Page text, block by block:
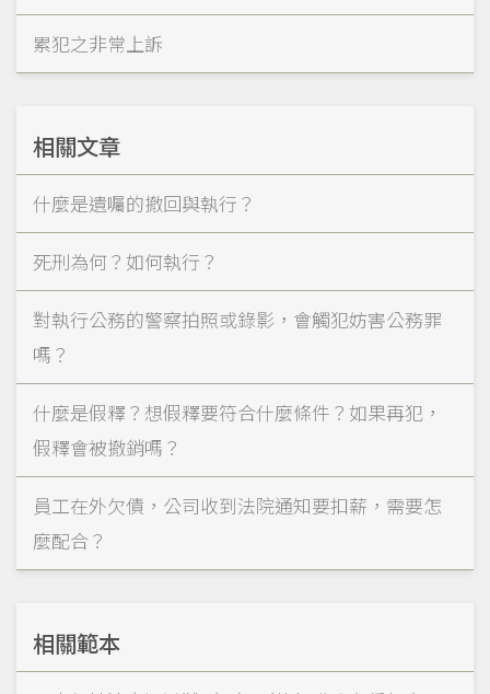
累犯之非常上訴
相關文章
什麼是遺囑的撤回與執行？
死刑為何？如何執行？
對執行公務的警察拍照或錄影，會觸犯妨害公務罪
嗎？
什麼是假釋？想假釋要符合什麼條件？如果再犯，
假釋會被撤銷嗎？
員工在外欠債，公司收到法院通知要扣薪，需要怎
麼配合？
相關範本